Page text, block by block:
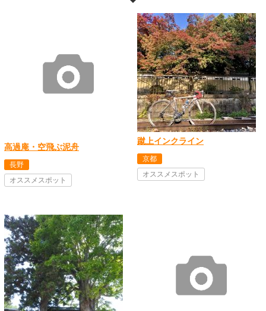
高過庵・空飛ぶ泥舟
長野
オススメスポット
蹴上インクライン
京都
オススメスポット